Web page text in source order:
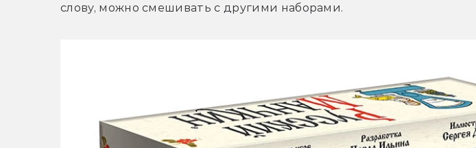
слову, можно смешивать с другими наборами.